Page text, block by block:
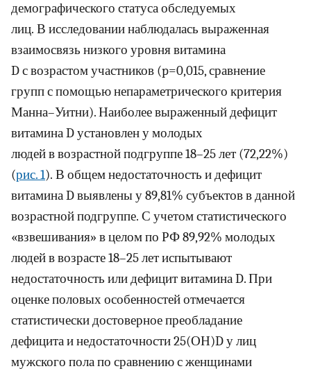
демографического статуса обследуемых
лиц. В исследовании наблюдалась выраженная
взаимосвязь низкого уровня витамина
D с возрастом участников (p=0,015, сравнение
групп с помощью непараметрического критерия
Манна–Уитни). Наиболее выраженный дефицит
витамина D установлен у молодых
людей в возрастной подгруппе 18–25 лет (72,22%)
(рис. 1). В общем недостаточность и дефицит
витамина D выявлены у 89,81% субъектов в данной
возрастной подгруппе. С учетом статистического
«взвешивания» в целом по РФ 89,92% молодых
людей в возрасте 18–25 лет испытывают
недостаточность или дефицит витамина D. При
оценке половых особенностей отмечается
статистически достоверное преобладание
дефицита и недостаточности 25(ОН)D у лиц
мужского пола по сравнению с женщинами